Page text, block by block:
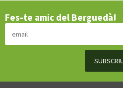
Fes-te amic del Berguedà!